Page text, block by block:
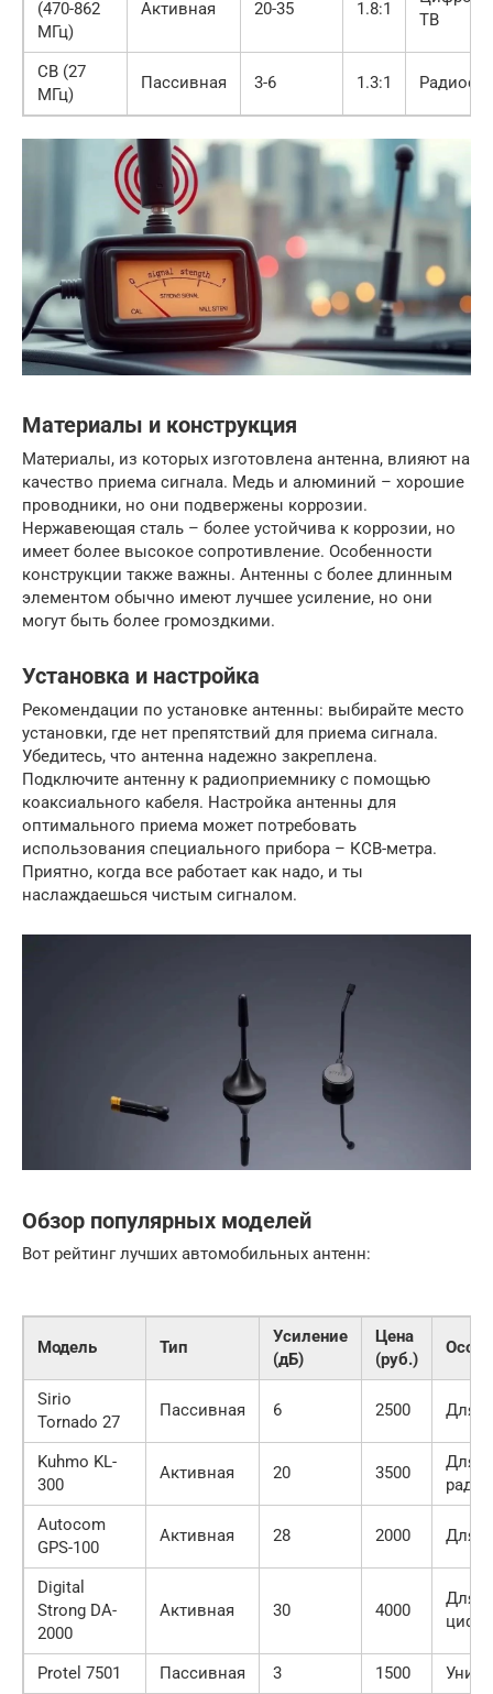
(470-862
МГц)
Активная 20-35 1.8:1
ТВ
CB (27
МГц)
Пассивная 3-6 1.3:1
Материалы и конструкция
Материалы, из которых изготовлена антенна, влияют на
качество приема сигнала. Медь и алюминий – хорошие
проводники, но они подвержены коррозии.
Нержавеющая сталь – более устойчива к коррозии, но
имеет более высокое сопротивление. Особенности
конструкции также важны. Антенны с более длинным
элементом обычно имеют лучшее усиление, но они
могут быть более громоздкими.
Установка и настройка
Рекомендации по установке антенны: выбирайте место
установки, где нет препятствий для приема сигнала.
Убедитесь, что антенна надежно закреплена.
Подключите антенну к радиоприемнику с помощью
коаксиального кабеля. Настройка антенны для
оптимального приема может потребовать
использования специального прибора – КСВ-метра.
Приятно, когда все работает как надо, и ты
наслаждаешься чистым сигналом.
Обзор популярных моделей
Вот рейтинг лучших автомобильных антенн:
Модель Тип
Усиление
(дБ)
Цена
(руб.)
Sirio
Tornado 27
Пассивная 6 2500 Для
Kuhmo KL-
300
Активная 20 3500
Для
радио
Autocom
GPS-100
Активная 28 2000 Для
Digital
Strong DA-
2000
Активная 30 4000
Для
Protel 7501 Пассивная 3 1500